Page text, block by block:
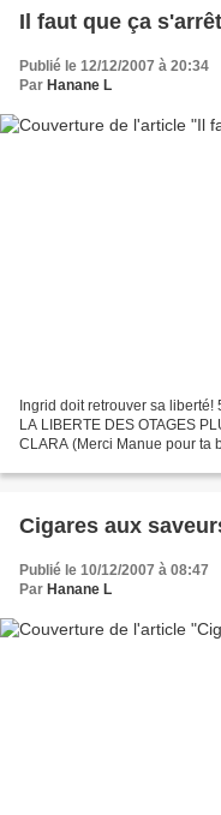
Il faut que ça
Publié le 12/12/2007 à 20:34
Par Hanane L
Ingrid doit retrouver sa liberté!
LA LIBERTE DES OTAGES
CLARA (Merci Manue pour ta
Cigares aux
Publié le 10/12/2007 à 08:47
Par Hanane L